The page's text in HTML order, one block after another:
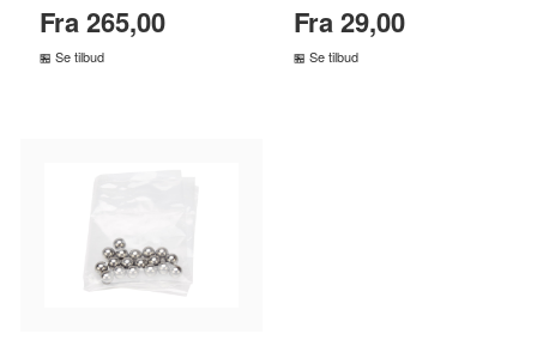
Fra 265,00
Se tilbud
Fra 29,00
Se tilbud